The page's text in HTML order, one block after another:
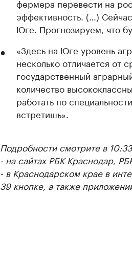
фермера перевести на
эффективность. (…)
Юге. Прогнозируем, что
«Здесь на Юге уровень
несколько отличается от
государственный
количество
работать по
встретишь».
Подробности смотрите в 10:33
- на сайтах РБК Краснодар,
- в Краснодарском крае в
39 кнопке, а также